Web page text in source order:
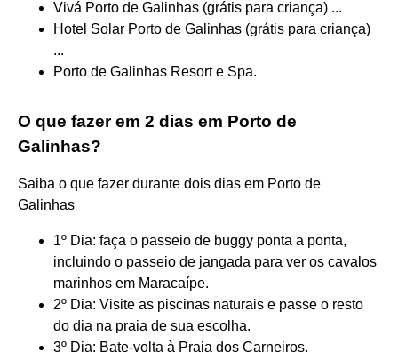
Vivá Porto de Galinhas (grátis para criança) ...
Hotel Solar Porto de Galinhas (grátis para criança)
...
Porto de Galinhas Resort e Spa.
O que fazer em 2 dias em Porto de
Galinhas?
Saiba o que fazer durante dois dias em Porto de
Galinhas
1º Dia: faça o passeio de buggy ponta a ponta,
incluindo o passeio de jangada para ver os cavalos
marinhos em Maracaípe.
2º Dia: Visite as piscinas naturais e passe o resto
do dia na praia de sua escolha.
3º Dia: Bate-volta à Praia dos Carneiros.